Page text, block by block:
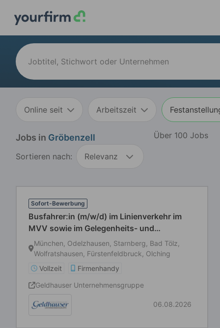
Online seit Arbeitszeit
Jobs in Gröbenzell Über 100 Jobs
Sortieren nach: Relevanz
Sofort-Bewerbung
Busfahrer:in (m/w/d) im Linienverkehr im
MVV sowie im Gelegenheits- und
Schülerverkehr
München, Odelzhausen, Starnberg, Bad Tölz,
Wolfratshausen, Fürstenfeldbruck, Olching
Vollzeit
Firmenhandy
Geldhauser Unternehmensgruppe
06.08.2026